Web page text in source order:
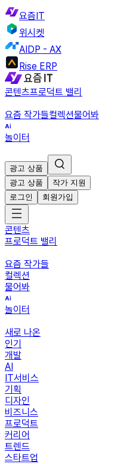
요즘IT
위시켓
AIDP - AX
Rise ERP
콘텐츠프로덕트 밸리
요즘 작가들컬렉션물어봐
놀이터
광고 상품
광고 상품
작가 지원
로그인
회원가입
콘텐츠
프로덕트 밸리
요즘 작가들
컬렉션
물어봐
놀이터
새로 나온
인기
개발
AI
IT서비스
기획
디자인
비즈니스
프로덕트
커리어
트렌드
스타트업